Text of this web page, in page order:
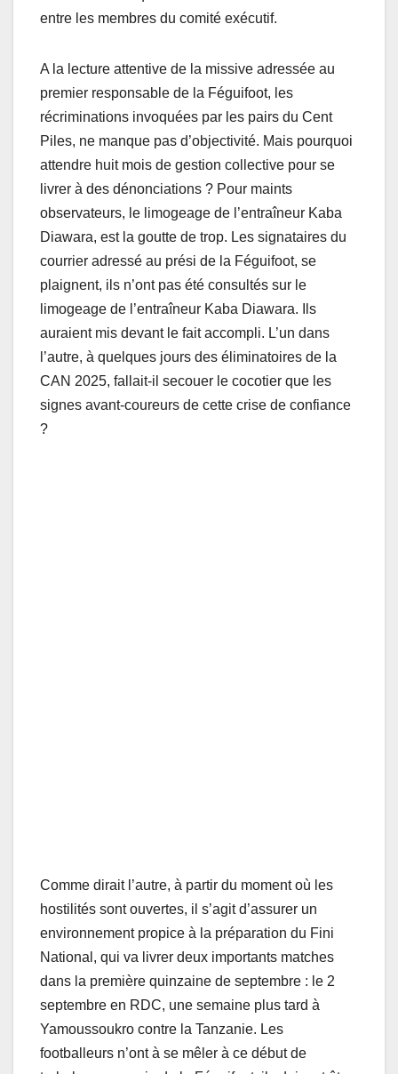
entre les membres du comité exécutif.
A la lecture attentive de la missive adressée au
premier responsable de la Féguifoot, les
récriminations invoquées par les pairs du Cent
Piles, ne manque pas d’objectivité. Mais pourquoi
attendre huit mois de gestion collective pour se
livrer à des dénonciations ? Pour maints
observateurs, le limogeage de l’entraîneur Kaba
Diawara, est la goutte de trop. Les signataires du
courrier adressé au prési de la Féguifoot, se
plaignent, ils n’ont pas été consultés sur le
limogeage de l’entraîneur Kaba Diawara. Ils
auraient mis devant le fait accompli. L’un dans
l’autre, à quelques jours des éliminatoires de la
CAN 2025, fallait-il secouer le cocotier que les
signes avant-coureurs de cette crise de confiance
?
Comme dirait l’autre, à partir du moment où les
hostilités sont ouvertes, il s’agit d’assurer un
environnement propice à la préparation du Fini
National, qui va livrer deux importants matches
dans la première quinzaine de septembre : le 2
septembre en RDC, une semaine plus tard à
Yamoussoukro contre la Tanzanie. Les
footballeurs n’ont à se mêler à ce début de